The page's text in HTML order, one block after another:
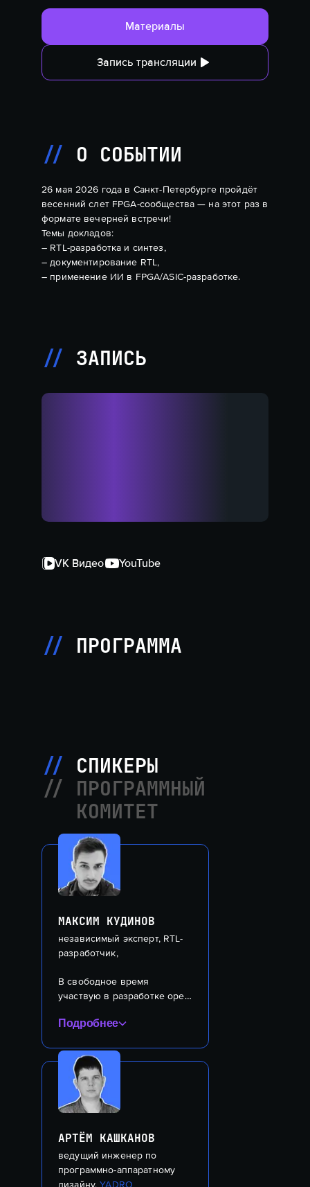
Материалы
Запись трансляции
О СОБЫТИИ
26 мая 2026 года в Санкт-Петербурге пройдёт
весенний слет FPGA-сообщества — на этот раз в
формате вечерней встречи!
Темы докладов:
– RTL-разработка и синтез,
– документирование RTL,
– применение ИИ в FPGA/ASIC-разработке.
ЗАПИСЬ
VK Видео YouTube
ПРОГРАММА
СПИКЕРЫ
ПРОГРАММНЫЙ
КОМИТЕТ
МАКСИМ КУДИНОВ
независимый эксперт, RTL-
разработчик,
В свободное время
участвую в разработке open
RTL тематикой.
В свободное время
участвую в разработке open
RTL тематикой.
Подробнее
АРТЁМ КАШКАНОВ
ведущий инженер по
программно-аппаратному
дизайну,YADRO